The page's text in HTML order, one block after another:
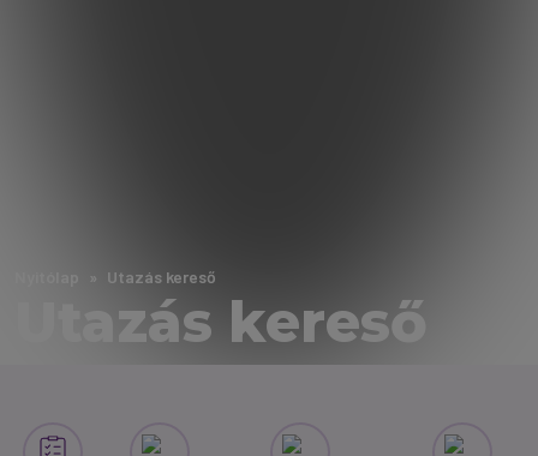
Utazás kereső
Utazás kereső